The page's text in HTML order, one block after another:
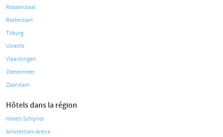
Roosendaal
Rotterdam
Tilburg
Utrecht
Vlaardingen
Zoetermeer
Zaandam
Hôtels dans la région
Hotels Schiphol
Amsterdam Arena